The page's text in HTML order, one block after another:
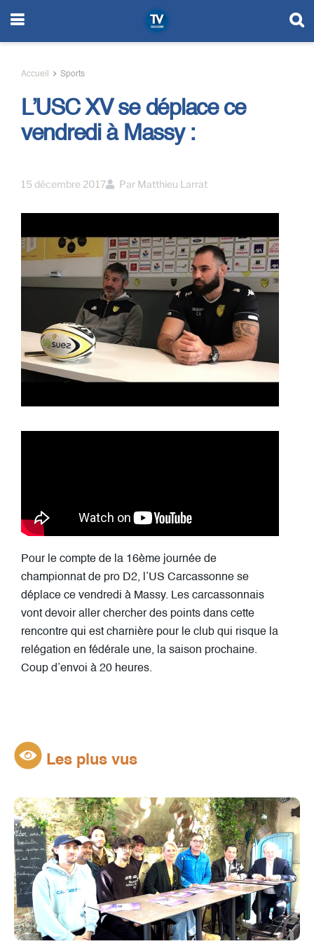
Accueil Sports
L’USC XV se déplace ce
vendredi à Massy :
15 décembre 2017 Par Matthieu Larrat
Pour le compte de la 16ème journée de
championnat de pro D2, l’US Carcassonne se
déplace ce vendredi à Massy. Les carcassonnais
vont devoir aller chercher des points dans cette
rencontre qui est charnière pour le club qui risque la
relégation en fédérale une, la saison prochaine.
Coup d’envoi à 20 heures.
Les plus vus